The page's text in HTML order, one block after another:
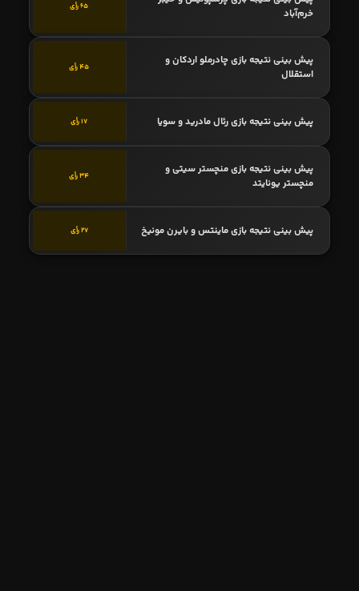
خرم‌آباد
65 رأی
پیش بینی نتیجه بازی چادرملو اردکان و
استقلال
45 رأی
پیش بینی نتیجه بازی رئال مادرید و سویا 17 رأی
پیش بینی نتیجه بازی منچستر سیتی و
منچستر یونایتد
34 رأی
پیش بینی نتیجه بازی ماینتس و بایرن مونیخ 27 رأی